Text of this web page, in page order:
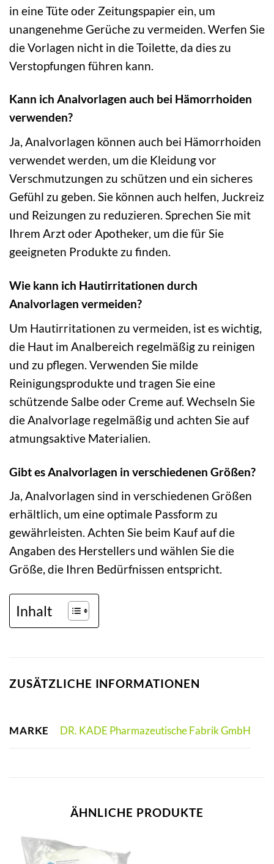
in eine Tüte oder Zeitungspapier ein, um
unangenehme Gerüche zu vermeiden. Werfen Sie
die Vorlagen nicht in die Toilette, da dies zu
Verstopfungen führen kann.
Kann ich Analvorlagen auch bei Hämorrhoiden
verwenden?
Ja, Analvorlagen können auch bei Hämorrhoiden
verwendet werden, um die Kleidung vor
Verschmutzungen zu schützen und ein sicheres
Gefühl zu geben. Sie können auch helfen, Juckreiz
und Reizungen zu reduzieren. Sprechen Sie mit
Ihrem Arzt oder Apotheker, um die für Sie
geeigneten Produkte zu finden.
Wie kann ich Hautirritationen durch
Analvorlagen vermeiden?
Um Hautirritationen zu vermeiden, ist es wichtig,
die Haut im Analbereich regelmäßig zu reinigen
und zu pflegen. Verwenden Sie milde
Reinigungsprodukte und tragen Sie eine
schützende Salbe oder Creme auf. Wechseln Sie
die Analvorlage regelmäßig und achten Sie auf
atmungsaktive Materialien.
Gibt es Analvorlagen in verschiedenen Größen?
Ja, Analvorlagen sind in verschiedenen Größen
erhältlich, um eine optimale Passform zu
gewährleisten. Achten Sie beim Kauf auf die
Angaben des Herstellers und wählen Sie die
Größe, die Ihren Bedürfnissen entspricht.
Inhalt
ZUSÄTZLICHE INFORMATIONEN
MARKE DR. KADE Pharmazeutische Fabrik GmbH
ÄHNLICHE PRODUKTE